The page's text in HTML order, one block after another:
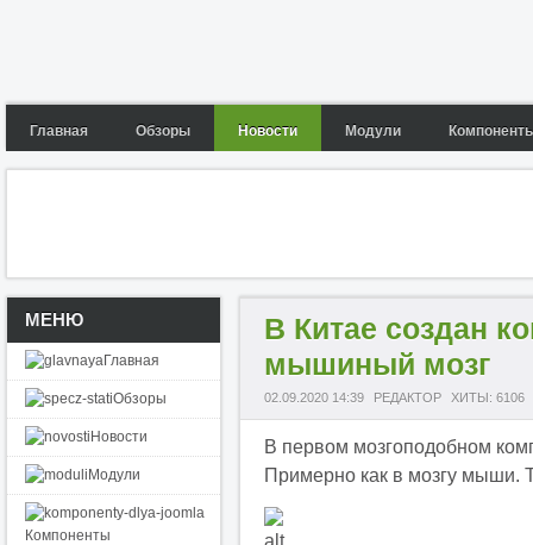
Главная Обзоры Новости Модули
В Китае создан
мышиный мозг
02.09.2020 14:39 РЕДАКТОР ХИТЫ: 6106
В первом мозгоподобном
Примерно как в мозгу мыши.
МЕНЮ
Главная
Обзоры
Новости
Модули
Компоненты